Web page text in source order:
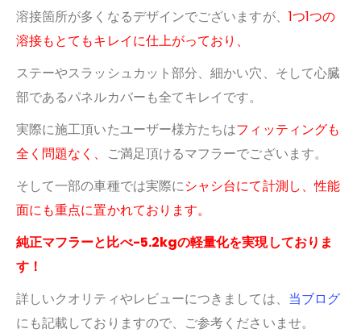
溶接箇所が多くなるデザインでございますが、 1つ1つの
溶接もとてもキレイに仕上がっており、
ステーやスラッシュカット部分、細かい穴、そして心臓
部であるパネルカバーも全てキレイです。
実際に施工頂いたユーザー様方たちはフ ィッティングも
全く問題なく、
ご満足頂けるマフラーでございます。
そして一部の車種では実際にシャシ台にて計測し、性能
面にも重点に置かれております。
純正マフラーと比べ-5.2kgの軽量化を実現しておりま
す！
詳しいクオリティやレビューにつきましては、 当ブログ
にも記載しておりますので、ご参考くださいませ。